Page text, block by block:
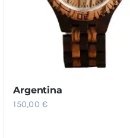
Argentina
150,00€